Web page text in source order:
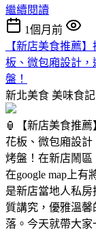
繼續閱讀
1個月前
【新店美食推薦
板、微包廂設計
盤！
新北美食 美味食記
🏮【新店美食推
花板、微包廂設
烤盤！在新店鬧
在google map上
是新店當地人私
質講究，優雅溫
落。今天就帶大